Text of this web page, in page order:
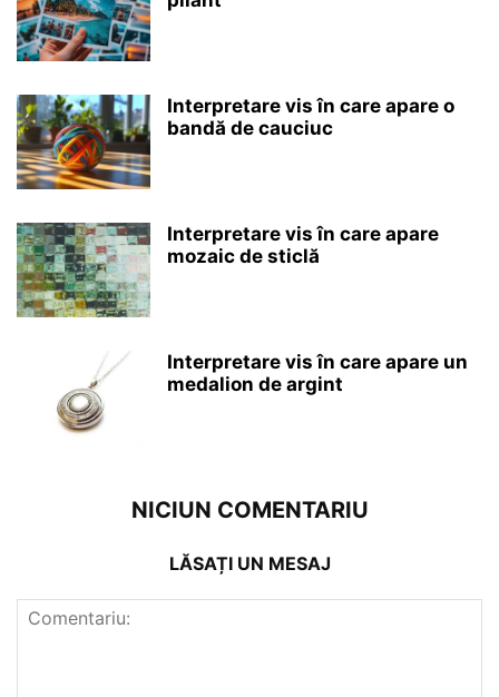
Interpretare vis în care apare o
bandă de cauciuc
Interpretare vis în care apare
mozaic de sticlă
Interpretare vis în care apare un
medalion de argint
NICIUN COMENTARIU
LĂSAȚI UN MESAJ